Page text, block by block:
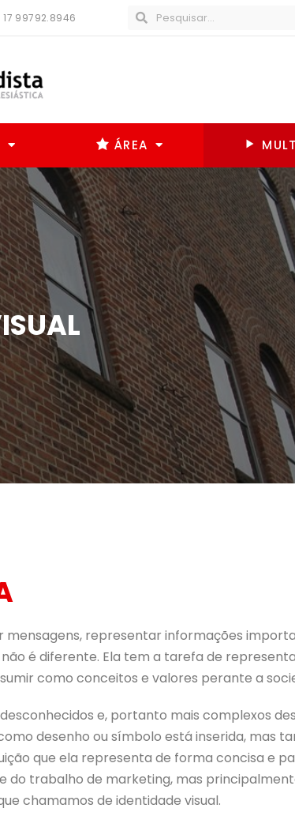
17 99792.8946
ÁREA
representar informações
é diferente. Ela tem a tarefa de
como conceitos e valores perante a
e, portanto mais complexos
desenho ou símbolo está inserida, mas
que ela representa de forma concisa e
do trabalho de marketing, mas
chamamos de identidade visual.